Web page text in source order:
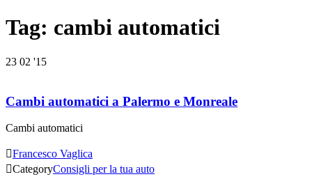
Tag: cambi automatici
23 02 '15
Cambi automatici a Palermo e Monreale
Cambi automatici
Francesco Vaglica
CategoryConsigli per la tua auto